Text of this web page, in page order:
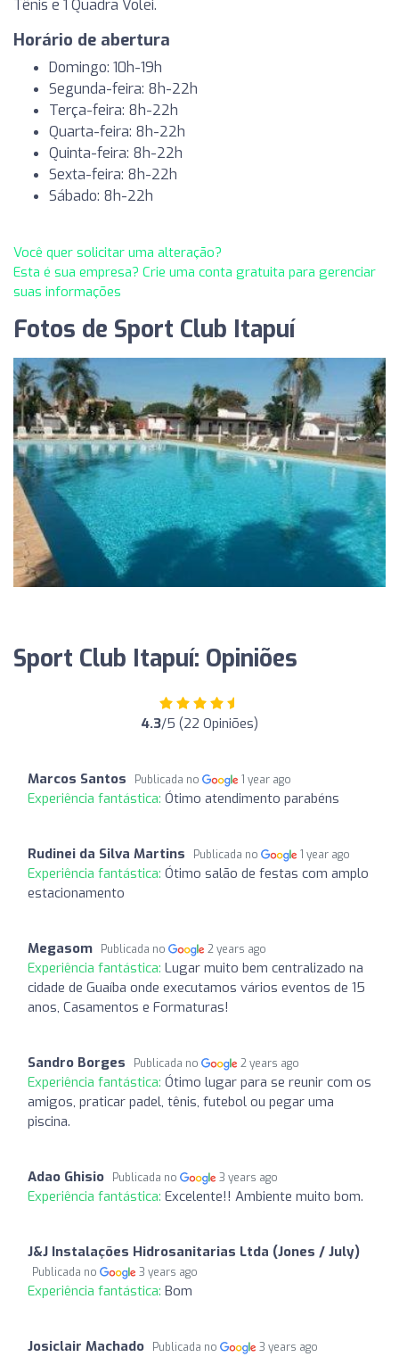
Tênis e 1 Quadra Volei.
Horário de abertura
Domingo: 10h-19h
Segunda-feira: 8h-22h
Terça-feira: 8h-22h
Quarta-feira: 8h-22h
Quinta-feira: 8h-22h
Sexta-feira: 8h-22h
Sábado: 8h-22h
Você quer solicitar uma alteração?
Esta é sua empresa? Crie uma conta gratuita para gerenciar
suas informações
Fotos de Sport Club Itapuí
Sport Club Itapuí: Opiniões
4.3/5 (22 Opiniões)
Marcos Santos Publicada no 1 year ago
Experiência fantástica: Ótimo atendimento parabéns
Rudinei da Silva Martins Publicada no 1 year ago
Experiência fantástica: Ótimo salão de festas com amplo
estacionamento
Megasom Publicada no 2 years ago
Experiência fantástica: Lugar muito bem centralizado na
cidade de Guaíba onde executamos vários eventos de 15
anos, Casamentos e Formaturas!
Sandro Borges Publicada no 2 years ago
Experiência fantástica: Ótimo lugar para se reunir com os
amigos, praticar padel, tênis, futebol ou pegar uma
piscina.
Adao Ghisio Publicada no 3 years ago
Experiência fantástica: Excelente!! Ambiente muito bom.
J&J Instalações Hidrosanitarias Ltda (Jones / July)
Publicada no 3 years ago
Experiência fantástica: Bom
Josiclair Machado Publicada no 3 years ago